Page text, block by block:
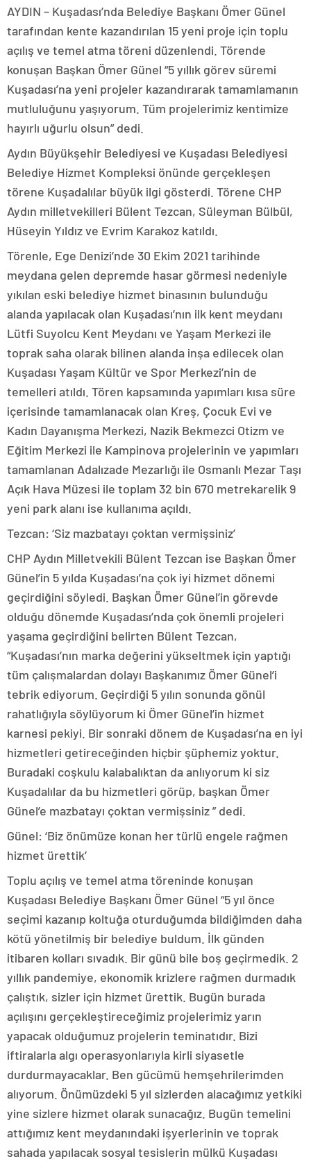
AYDIN – Kuşadası’nda Belediye Başkanı Ömer Günel
tarafından kente kazandırılan 15 yeni proje için toplu
açılış ve temel atma töreni düzenlendi. Törende
konuşan Başkan Ömer Günel “5 yıllık görev süremi
Kuşadası’na yeni projeler kazandırarak tamamlamanın
mutluluğunu yaşıyorum. Tüm projelerimiz kentimize
hayırlı uğurlu olsun” dedi.
Aydın Büyükşehir Belediyesi ve Kuşadası Belediyesi
Belediye Hizmet Kompleksi önünde gerçekleşen
törene Kuşadalılar büyük ilgi gösterdi. Törene CHP
Aydın milletvekilleri Bülent Tezcan, Süleyman Bülbül,
Hüseyin Yıldız ve Evrim Karakoz katıldı.
Törenle, Ege Denizi’nde 30 Ekim 2021 tarihinde
meydana gelen depremde hasar görmesi nedeniyle
yıkılan eski belediye hizmet binasının bulunduğu
alanda yapılacak olan Kuşadası’nın ilk kent meydanı
Lütfi Suyolcu Kent Meydanı ve Yaşam Merkezi ile
toprak saha olarak bilinen alanda inşa edilecek olan
Kuşadası Yaşam Kültür ve Spor Merkezi’nin de
temelleri atıldı. Tören kapsamında yapımları kısa süre
içerisinde tamamlanacak olan Kreş, Çocuk Evi ve
Kadın Dayanışma Merkezi, Nazik Bekmezci Otizm ve
Eğitim Merkezi ile Kampinova projelerinin ve yapımları
tamamlanan Adalızade Mezarlığı ile Osmanlı Mezar Taşı
Açık Hava Müzesi ile toplam 32 bin 670 metrekarelik 9
yeni park alanı ise kullanıma açıldı.
Tezcan: ‘Siz mazbatayı çoktan vermişsiniz’
CHP Aydın Milletvekili Bülent Tezcan ise Başkan Ömer
Günel’in 5 yılda Kuşadası’na çok iyi hizmet dönemi
geçirdiğini söyledi. Başkan Ömer Günel’in görevde
olduğu dönemde Kuşadası’nda çok önemli projeleri
yaşama geçirdiğini belirten Bülent Tezcan,
“Kuşadası’nın marka değerini yükseltmek için yaptığı
tüm çalışmalardan dolayı Başkanımız Ömer Günel’i
tebrik ediyorum. Geçirdiği 5 yılın sonunda gönül
rahatlığıyla söylüyorum ki Ömer Günel’in hizmet
karnesi pekiyi. Bir sonraki dönem de Kuşadası’na en iyi
hizmetleri getireceğinden hiçbir şüphemiz yoktur.
Buradaki coşkulu kalabalıktan da anlıyorum ki siz
Kuşadalılar da bu hizmetleri görüp, başkan Ömer
Günel’e mazbatayı çoktan vermişsiniz ” dedi.
Günel: ‘Biz önümüze konan her türlü engele rağmen
hizmet ürettik’
Toplu açılış ve temel atma töreninde konuşan
Kuşadası Belediye Başkanı Ömer Günel “5 yıl önce
seçimi kazanıp koltuğa oturduğumda bildiğimden daha
kötü yönetilmiş bir belediye buldum. İlk günden
itibaren kolları sıvadık. Bir günü bile boş geçirmedik. 2
yıllık pandemiye, ekonomik krizlere rağmen durmadık
çalıştık, sizler için hizmet ürettik. Bugün burada
açılışını gerçekleştireceğimiz projelerimiz yarın
yapacak olduğumuz projelerin teminatıdır. Bizi
iftiralarla algı operasyonlarıyla kirli siyasetle
durdurmayacaklar. Ben gücümü hemşehrilerimden
alıyorum. Önümüzdeki 5 yıl sizlerden alacağımız yetkiki
yine sizlere hizmet olarak sunacağız. Bugün temelini
attığımız kent meydanındaki işyerlerinin ve toprak
sahada yapılacak sosyal tesislerin mülkü Kuşadası